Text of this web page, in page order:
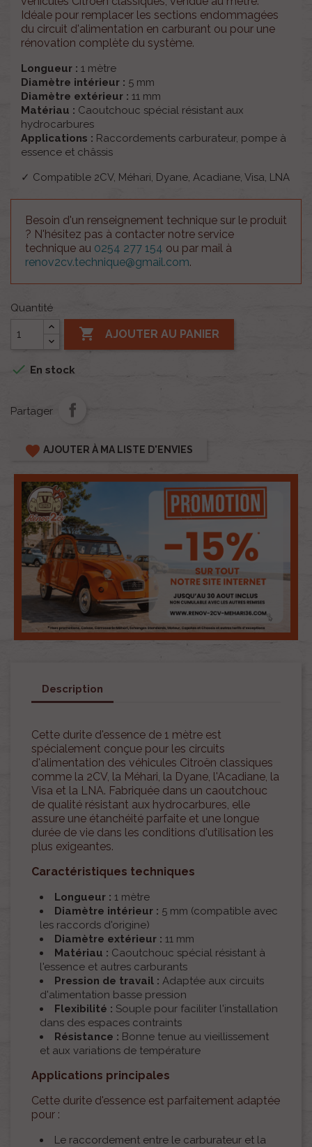
Idéale pour remplacer les sections endommagées
du circuit d'alimentation en carburant ou pour une
rénovation complète du système.
Longueur : 1 mètre
Diamètre intérieur : 5 mm
Diamètre extérieur : 11 mm
Matériau : Caoutchouc spécial résistant aux
hydrocarbures
Applications : Raccordements carburateur, pompe à
essence et châssis
✓ Compatible 2CV, Méhari, Dyane, Acadiane, Visa, LNA
Besoin d'un renseignement technique sur le produit
? N'hésitez pas à contacter notre service
technique au 0254 277 154 ou par mail à
renov2cv.technique@gmail.com.
Quantité
 AJOUTER AU PANIER
 En stock
Partager
favorite AJOUTER À MA LISTE D'ENVIES
Description
Cette durite d'essence de 1 mètre est
spécialement conçue pour les circuits
d'alimentation des véhicules Citroën classiques
comme la 2CV, la Méhari, la Dyane, l'Acadiane, la
Visa et la LNA. Fabriquée dans un caoutchouc
de qualité résistant aux hydrocarbures, elle
assure une étanchéité parfaite et une longue
durée de vie dans les conditions d'utilisation les
plus exigeantes.
Caractéristiques techniques
Longueur : 1 mètre
Diamètre intérieur : 5 mm (compatible avec
les raccords d'origine)
Diamètre extérieur : 11 mm
Matériau : Caoutchouc spécial résistant à
l'essence et autres carburants
Pression de travail : Adaptée aux circuits
d'alimentation basse pression
Flexibilité : Souple pour faciliter l'installation
dans des espaces contraints
Résistance : Bonne tenue au vieillissement
et aux variations de température
Applications principales
Cette durite d'essence est parfaitement adaptée
pour :
Le raccordement entre le carburateur et la